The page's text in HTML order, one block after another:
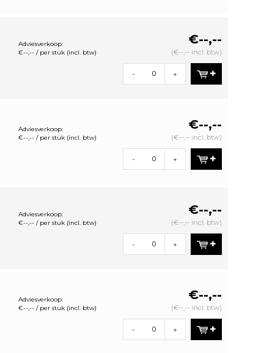
€--,--
Adviesverkoop:
€--,-- / per stuk (incl. btw)
(€--,-- incl. btw)
- +
€--,--
Adviesverkoop:
€--,-- / per stuk (incl. btw)
(€--,-- incl. btw)
- +
€--,--
Adviesverkoop:
€--,-- / per stuk (incl. btw)
(€--,-- incl. btw)
- +
€--,--
Adviesverkoop:
€--,-- / per stuk (incl. btw)
(€--,-- incl. btw)
- +